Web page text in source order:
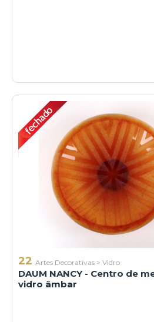
22 Artes Decorativas > Vidro
DAUM NANCY - Centro de
vidro âmbar